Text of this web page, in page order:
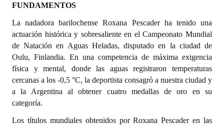
DOCUMENTOS
Informes de Gestión
Proyectos Presentados
Dictámenes Asesoría Letrada
Actas de Sesión
Informes de Unidad Coordinadora
FUNDAMENTOS
La nadadora barilochense Roxana Pescader ha tenido una
actuación histórica y sobresaliente en el Campeonato Mundial
de Natación en Aguas Heladas, disputado en la ciudad de
Oulu, Finlandia. En una competencia de máxima exigencia
física y mental, donde las aguas registraron temperaturas
cercanas a los -0,5 °C, la deportista consagró a nuestra ciudad y
a la Argentina al obtener cuatro medallas de oro en su
categoría.
Los títulos mundiales obtenidos por Roxana Pescader en las